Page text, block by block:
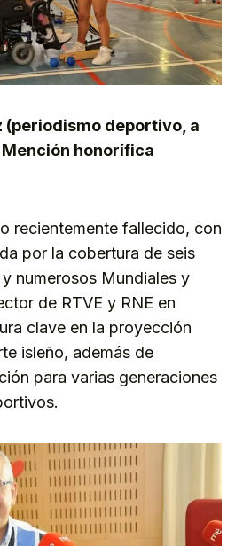
(periodismo deportivo, a
honorífica
recientemente fallecido, con
por la cobertura de seis
numerosos Mundiales y
de RTVE y RNE en
clave en la proyección
isleño, además de
para varias generaciones